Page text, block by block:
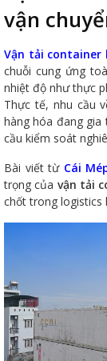
vận
Vận tải container
chuỗi cung ứng
nhiệt độ như thực
Thực tế, nhu cầu
hàng hóa đang gia
cầu kiểm soát
Bài viết từ Cái
trọng của vận tải
chốt trong logistics